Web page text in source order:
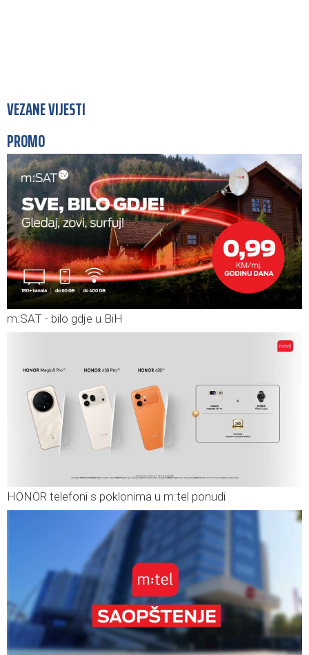
VEZANE VIJESTI
PROMO
m:SAT - bilo gdje u BiH
HONOR telefoni s poklonima u m:tel ponudi